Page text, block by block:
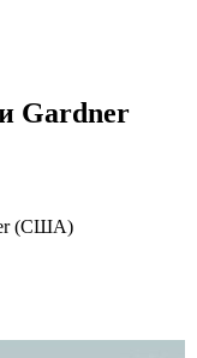
Gardner
(США)